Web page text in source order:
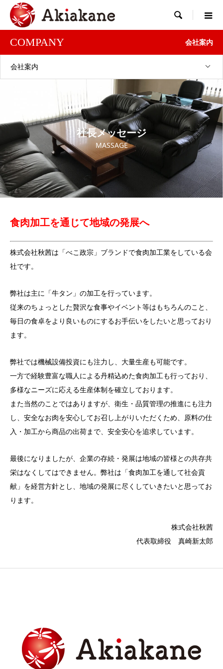

COMPANY 会社案内
会社案内
社長メッセージ
MASSAGE
食肉加工を通じて地域の発展へ
株式会社秋茜は「べこ政宗」ブランドで食肉加工業をしている会
社です。
弊社は主に「牛タン」の加工を行っています。
従来のちょっとした贅沢な食事やイベント等はもちろんのこと、
毎日の食卓をより良いものにするお手伝いをしたいと思っており
ます。
弊社では機械設備投資にも注力し、大量生産も可能です。
一方で経験豊富な職人による丹精込めた食肉加工も行っており、
多様なニーズに応える生産体制を確立しております。
また当然のことではありますが、衛生・品質管理の推進にも注力
し、安全なお肉を安心してお召し上がりいただくため、原料の仕
入・加工から商品の出荷まで、安全安心を追求しています。
最後になりましたが、企業の存続・発展は地域の皆様との共存共
栄はなくしてはできません。弊社は「食肉加工を通して社会貢
献」を経営方針とし、地域の発展に尽くしていきたいと思ってお
ります。
株式会社秋茜
代表取締役 真崎新太郎